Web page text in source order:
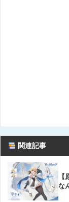
関連記事
な